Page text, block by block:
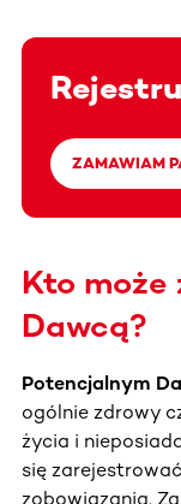
ZAMAWIAM
Kto
Dawcą?
Potencjalnym
ogólnie zdrowy
życia i
się
zobowiązania.